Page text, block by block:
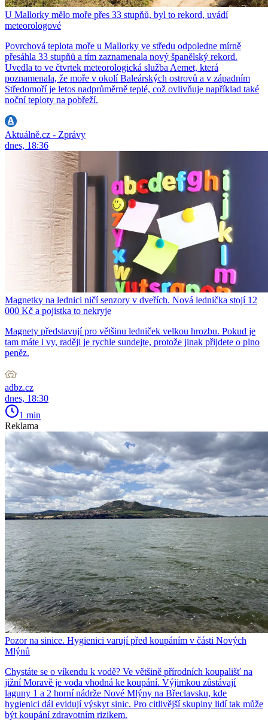
U Mallorky mělo moře přes 33 stupňů, byl to rekord, uvádí
meteorologové
Povrchová teplota moře u Mallorky ve středu odpoledne mírně
přesáhla 33 stupňů a tím zaznamenala nový španělský rekord.
Uvedla to ve čtvrtek meteorologická služba Aemet, která
poznamenala, že moře v okolí Baleárských ostrovů a v západním
Středomoří je letos nadprůměrně teplé, což ovlivňuje například také
noční teploty na pobřeží.
Aktuálně.cz - Zprávy
dnes, 18:36
Magnetky na lednici ničí senzory v dveřích. Nová lednička stojí 12
000 Kč a pojistka to nekryje
Magnety představují pro většinu ledniček velkou hrozbu. Pokud je
tam máte i vy, raději je rychle sundejte, protože jinak přijdete o plno
peněz.
adbz.cz
dnes, 18:30
1 min
Reklama
Pozor na sinice. Hygienici varují před koupáním v části Nových
Mlýnů
Chystáte se o víkendu k vodě? Ve většině přírodních koupališť na
jižní Moravě je voda vhodná ke koupání. Výjimkou zůstávají
laguny 1 a 2 horní nádrže Nové Mlýny na Břeclavsku, kde
hygienici dál evidují výskyt sinic. Pro citlivější skupiny lidí tak může
být koupání zdravotním rizikem.